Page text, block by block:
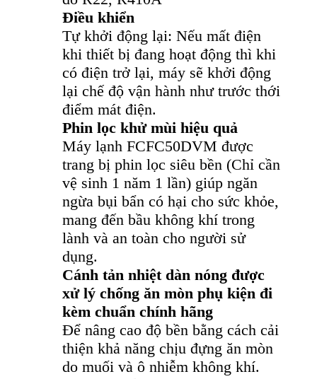
Điều khiển
Tự khởi động lại: Nếu mất điện
khi thiết bị đang hoạt động thì khi
có điện trở lại, máy sẽ khởi động
lại chế độ vận hành như trước thới
điểm mát điện.
Phin lọc khử mùi hiệu quả
Máy lạnh FCFC50DVM được
trang bị phin lọc siêu bền (Chỉ cần
vệ sinh 1 năm 1 lần) giúp ngăn
ngừa bụi bẩn có hại cho sức khỏe,
mang đến bầu không khí trong
lành và an toàn cho người sử
dụng.
Cánh tản nhiệt dàn nóng được
xử lý chống ăn mòn phụ kiện đi
kèm chuẩn chính hãng
Để nâng cao độ bền bằng cách cải
thiện khả năng chịu đựng ăn mòn
do muối và ô nhiễm không khí.